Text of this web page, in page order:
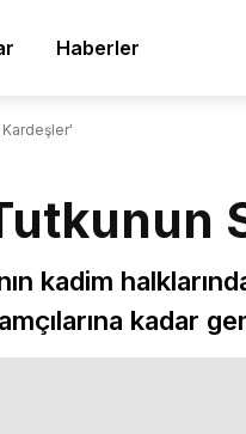
Haberler
kadim
kadar